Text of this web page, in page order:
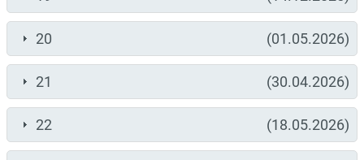
20 (01.05.2026)
21 (30.04.2026)
22 (18.05.2026)